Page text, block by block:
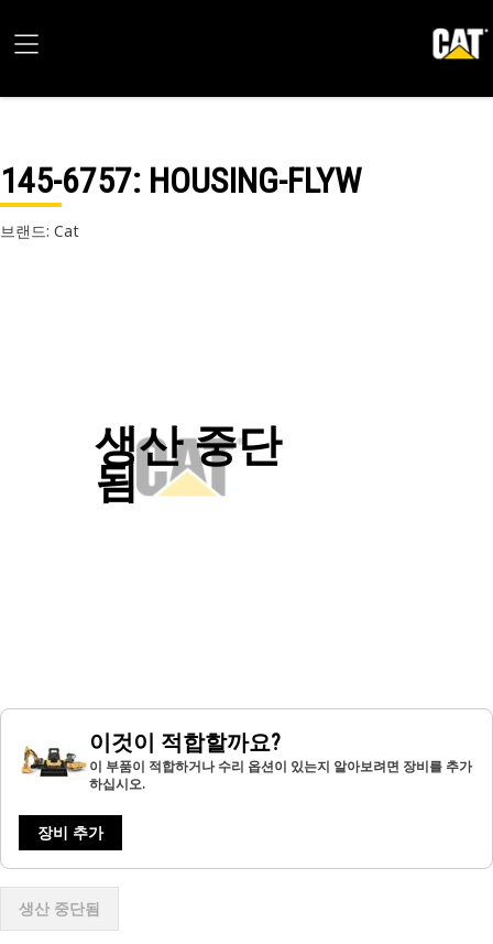
145-6757: HOUSING-FLYW
브랜드: Cat
생산 중단
됨
이것이 적합할까요?
이 부품이 적합하거나 수리 옵션이 있는지 알아보려면 장비를 추가
하십시오.
장비 추가
생산 중단됨